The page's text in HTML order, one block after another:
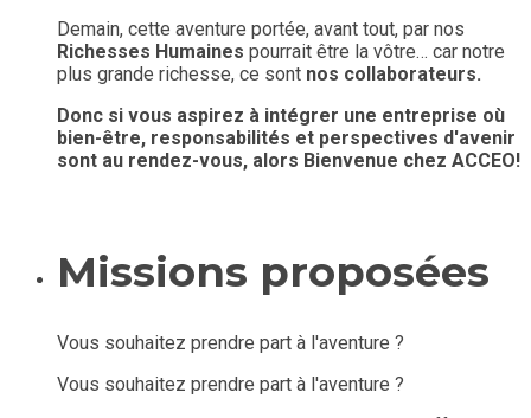
Demain, cette aventure portée, avant tout, par nos
Richesses Humaines pourrait être la vôtre… car notre
plus grande richesse, ce sont nos collaborateurs.
Donc si vous aspirez à intégrer une entreprise où
bien-être, responsabilités et perspectives d'avenir
sont au rendez-vous, alors Bienvenue chez ACCEO!
Missions proposées
Vous souhaitez prendre part à l'aventure ?
Vous souhaitez prendre part à l'aventure ?